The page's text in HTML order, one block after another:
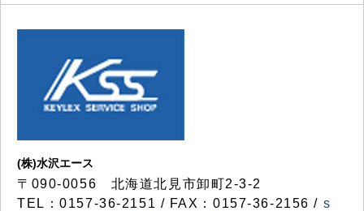
(株)水沢エース
〒090-0056 北海道北見市卸町2-3-2
TEL：0157-36-2151 / FAX：0157-36-2156 / s